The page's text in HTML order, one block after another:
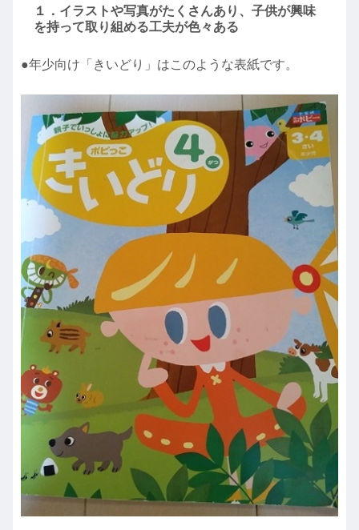
１．イラストや写真がたくさんあり、子供が興味
を持って取り組める工夫が色々ある
●年少向け「きいどり」はこのような表紙です。